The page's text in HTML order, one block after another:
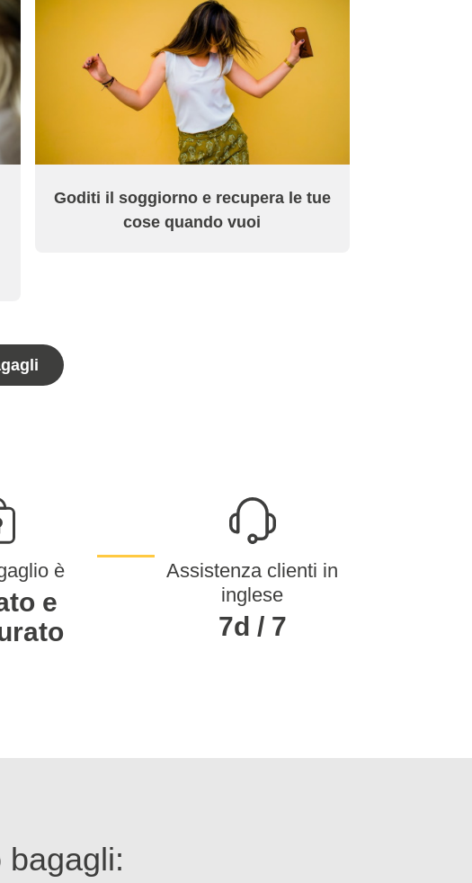
Goditi il soggiorno e recupera le tue
cose quando vuoi
è
e
Assistenza clienti in
inglese
7d / 7
bagagli: